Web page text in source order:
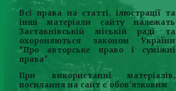
Всі права на статті, ілюстрації та
інші матеріали сайту належать
Заставнівській міській раді та
охороняються законом України
"Про авторське право і суміжні
права"
При використанні матеріалів,
посилання на сайт є обов'язковим